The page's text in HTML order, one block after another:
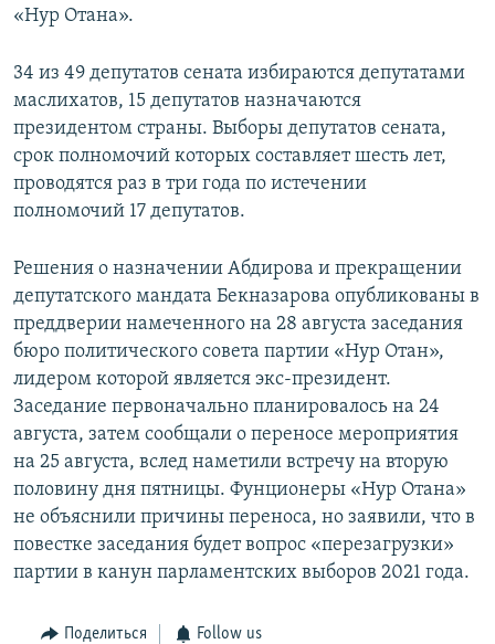
«Нур Отана».
34 из 49 депутатов сената избираются депутатами
маслихатов, 15 депутатов назначаются
президентом страны. Выборы депутатов сената,
срок полномочий которых составляет шесть лет,
проводятся раз в три года по истечении
полномочий 17 депутатов.
Решения о назначении Абдирова и прекращении
депутатского мандата Бекназарова опубликованы в
преддверии намеченного на 28 августа заседания
бюро политического совета партии «Нур Отан»,
лидером которой является экс-президент.
Заседание первоначально планировалось на 24
августа, затем сообщали о переносе мероприятия
на 25 августа, вслед наметили встречу на вторую
половину дня пятницы. Фунционеры «Нур Отана»
не объяснили причины переноса, но заявили, что в
повестке заседания будет вопрос «перезагрузки»
партии в канун парламентских выборов 2021 года.
Поделиться Follow us